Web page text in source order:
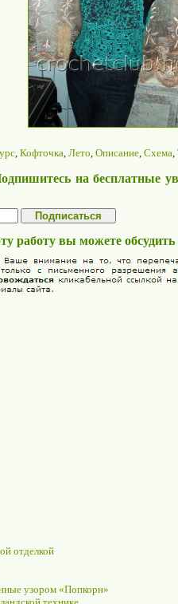
Кофточка Лето Описание Схема
на бесплатные
работу вы можете
отделкой
узором «Попкорн»